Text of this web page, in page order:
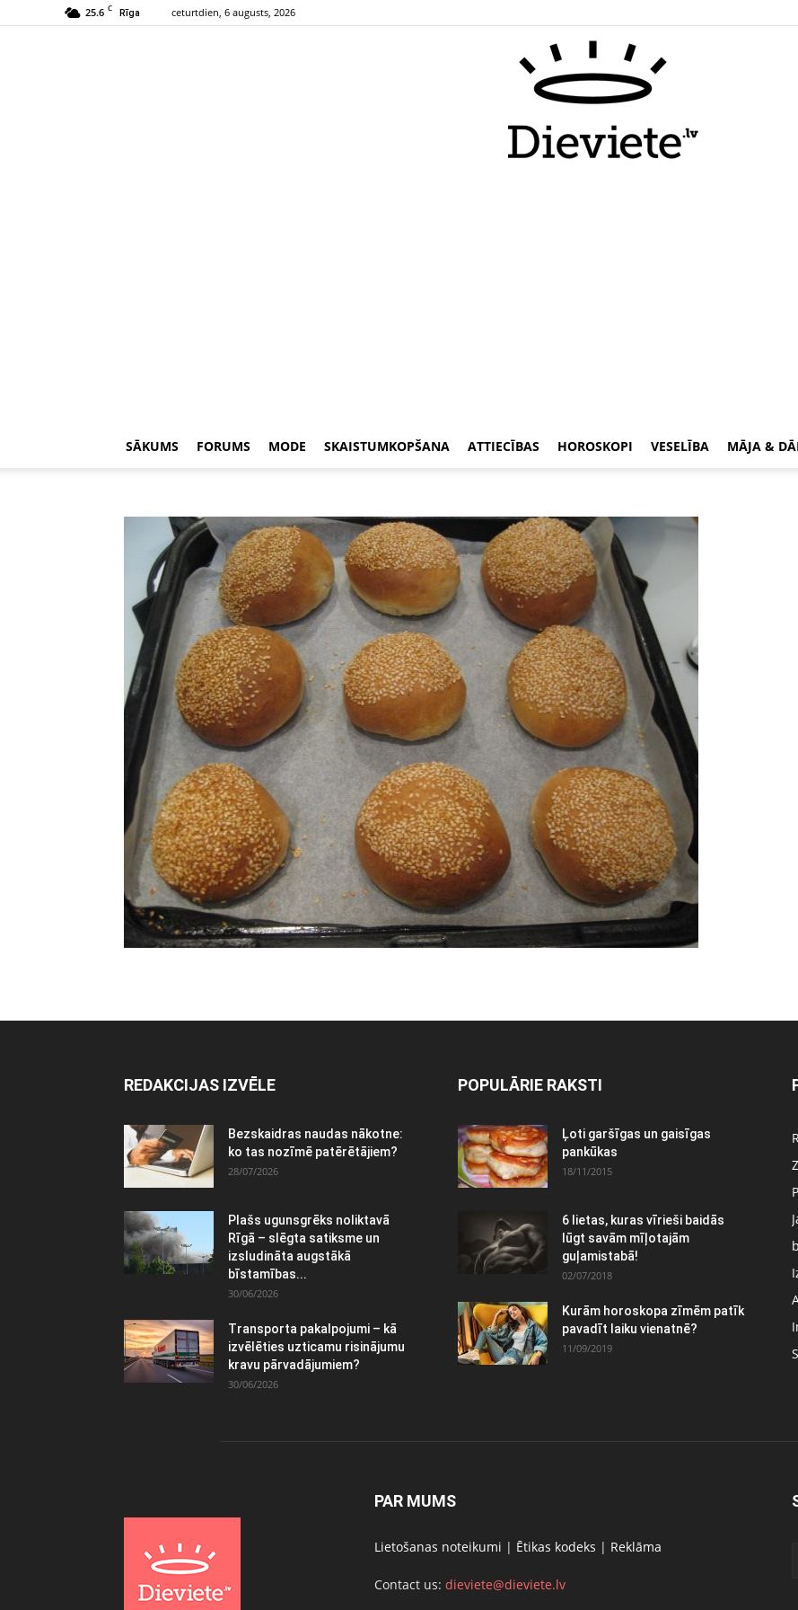
25.6 C Rīga ceturtdien, 6 augusts, 2026
SĀKUMS FORUMS MODE SKAISTUMKOPŠANA ATTIECĪBAS HOROSKOPI VESELĪBA MĀJA &
REDAKCIJAS IZVĒLE
Bezskaidras naudas nākotne:
ko tas nozīmē patērētājiem?
28/07/2026
Plašs ugunsgrēks noliktavā
Rīgā – slēgta satiksme un
izsludināta augstākā
bīstamības...
30/06/2026
Transporta pakalpojumi – kā
izvēlēties uzticamu risinājumu
kravu pārvadājumiem?
30/06/2026
POPULĀRIE RAKSTI
Ļoti garšīgas un gaisīgas
pankūkas
18/11/2015
6 lietas, kuras vīrieši baidās
lūgt savām mīļotajām
guļamistabā!
02/07/2018
Kurām horoskopa zīmēm patīk
pavadīt laiku vienatnē?
11/09/2019
PAR MUMS
Lietošanas noteikumi | Ētikas kodeks | Reklāma
Contact us: dieviete@dieviete.lv